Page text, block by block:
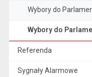
Wybory do
Wybory do
Referenda
Sygnały Alarmowe